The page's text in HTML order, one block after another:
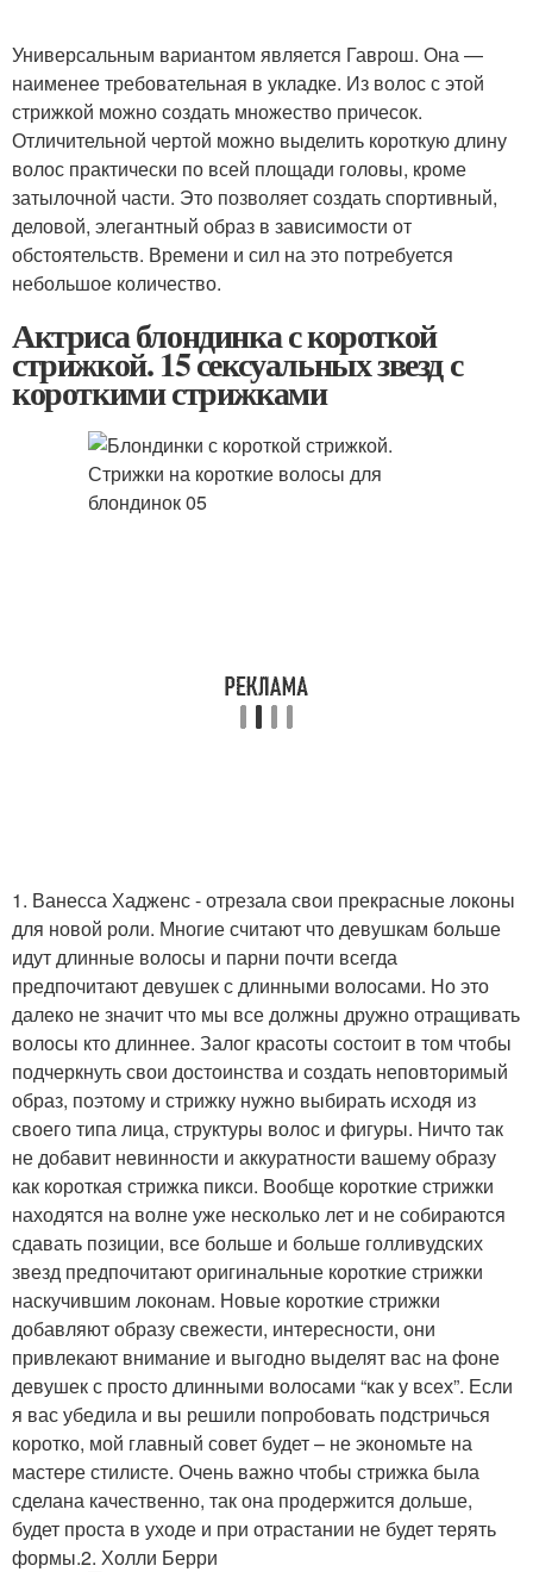
Универсальным вариантом является Гаврош. Она —
наименее требовательная в укладке. Из волос с этой
стрижкой можно создать множество причесок.
Отличительной чертой можно выделить короткую длину
волос практически по всей площади головы, кроме
затылочной части. Это позволяет создать спортивный,
деловой, элегантный образ в зависимости от
обстоятельств. Времени и сил на это потребуется
небольшое количество.
Актриса блондинка с короткой
стрижкой. 15 сексуальных звезд с
короткими стрижками
1. Ванесса Хадженс - отрезала свои прекрасные локоны
для новой роли. Многие считают что девушкам больше
идут длинные волосы и парни почти всегда
предпочитают девушек с длинными волосами. Но это
далеко не значит что мы все должны дружно отращивать
волосы кто длиннее. Залог красоты состоит в том чтобы
подчеркнуть свои достоинства и создать неповторимый
образ, поэтому и стрижку нужно выбирать исходя из
своего типа лица, структуры волос и фигуры. Ничто так
не добавит невинности и аккуратности вашему образу
как короткая стрижка пикси. Вообще короткие стрижки
находятся на волне уже несколько лет и не собираются
сдавать позиции, все больше и больше голливудских
звезд предпочитают оригинальные короткие стрижки
наскучившим локонам. Новые короткие стрижки
добавляют образу свежести, интересности, они
привлекают внимание и выгодно выделят вас на фоне
девушек с просто длинными волосами “как у всех”. Если
я вас убедила и вы решили попробовать подстричься
коротко, мой главный совет будет – не экономьте на
мастере стилисте. Очень важно чтобы стрижка была
сделана качественно, так она продержится дольше,
будет проста в уходе и при отрастании не будет терять
формы.2. Холли Берри